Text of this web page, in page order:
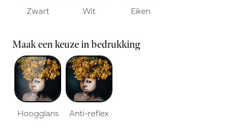
Zwart Wit Eiken
Maak een keuze in bedrukking
Hoogglans Anti-reflex